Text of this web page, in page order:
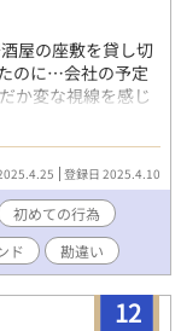
屋の座敷を貸し切
のに…会社の予定
か変な視線を感じ
レは、どうやらラ
あれこの気持ちに
がれてた彼との出会
士のお話です。
ますので、後方
た作品なので、ち
。楽しんでくれ
ーマ：ふたりのす
登録日 2025.4.10
初めての行為
ド 勘違い
12